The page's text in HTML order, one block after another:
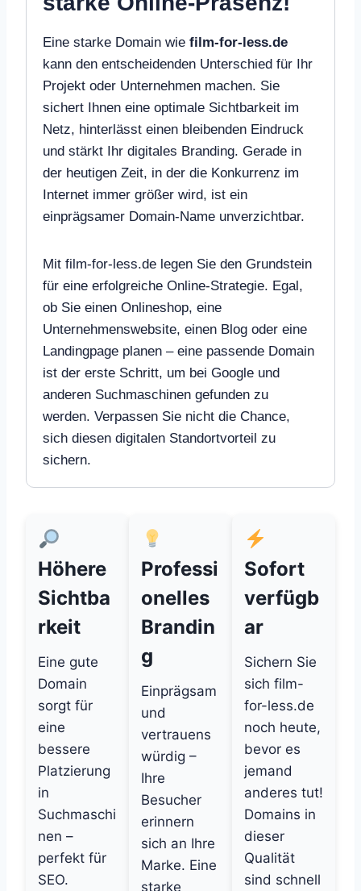
Eine starke Domain wie film-for-less.de
kann den entscheidenden Unterschied für Ihr
Projekt oder Unternehmen machen. Sie
sichert Ihnen eine optimale Sichtbarkeit im
Netz, hinterlässt einen bleibenden Eindruck
und stärkt Ihr digitales Branding. Gerade in
der heutigen Zeit, in der die Konkurrenz im
Internet immer größer wird, ist ein
einprägsamer Domain-Name unverzichtbar.
Mit film-for-less.de legen Sie den Grundstein
für eine erfolgreiche Online-Strategie. Egal,
ob Sie einen Onlineshop, eine
Unternehmenswebsite, einen Blog oder eine
Landingpage planen – eine passende Domain
ist der erste Schritt, um bei Google und
anderen Suchmaschinen gefunden zu
werden. Verpassen Sie nicht die Chance,
sich diesen digitalen Standortvorteil zu
sichern.
Höhere
Sichtba
rkeit
Eine gute
Domain
sorgt für
eine
bessere
Platzierung
in
Suchmaschi
nen –
perfekt für
SEO.
Professi
onelles
Brandin
g
Einprägsam
und
vertrauens
würdig –
Ihre
Besucher
erinnern
sich an Ihre
Marke. Eine
starke
Sofort
verfügb
ar
Sichern Sie
sich film-
for-less.de
noch heute,
bevor es
jemand
anderes tut!
Domains in
dieser
Qualität
sind schnell